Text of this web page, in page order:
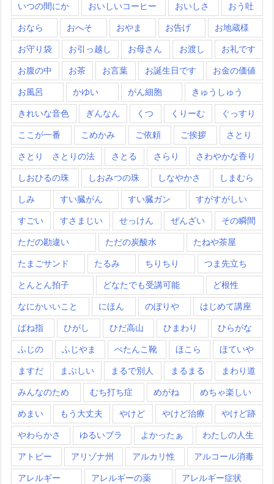
いつの間にか おいしいコーヒー おいしさ おう吐
おなら おへそ おやま お告げ お地蔵様
お守り袋 お引っ越し お母さん お渡し お礼です
お腹の中 お茶 お言葉 お誕生日です お金の価値
お風呂 かゆい がん細胞 きゅうしゅう
きれいな音色 ぎんなん くつ くりーむ ぐっすり
ここが一番 こめかみ ご依頼 ご挨拶 さとり
さとり さとりの法 さとる さらり さわやかな香り
しおひるの珠 しおみつの珠 しなやかさ しまむら
しみ すい臓がん すい臓ガン すがすがしい
すごい すさまじい せっけん ぜんざい その瞬間
ただの勘違い ただの炭酸水 たねや茶屋
たまごサンド たるみ ちりちり つま先立ち
とんとん拍子 どなたでも受講可能 ど根性
なにかいいこと にほん のぼりや はじめて講座
ばね指 ひがし ひだ高山 ひまわり ひらがな
ふじの ふじやま ぺたんこ靴 ほこら ほていや
ますだ まぶしい まるで別人 まるまる まわり道
みんなのため むち打ち症 めがね めちゃ楽しい
めまい もう大丈夫 やけど やけど治療 やけど跡
やわらかさ ゆるいブラ よかったぁ わたしの人生
アトピー アリゾナ州 アルカリ性 アルコール消毒
アレルギー アレルギーの薬 アレルギー症状